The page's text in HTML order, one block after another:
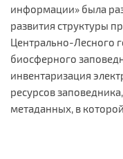
информации» была
развития структуры
Центрально-Лесного
биосферного
инвентаризация
ресурсов
метаданных, в